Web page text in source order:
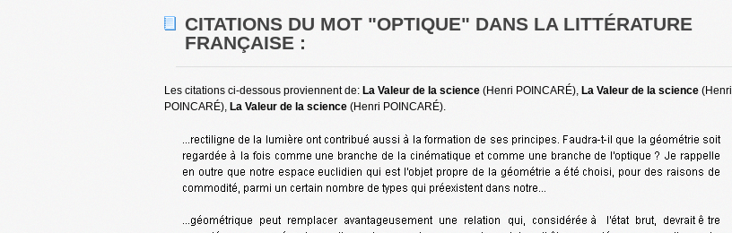
CITATIONS DU MOT "OPTIQUE" DANS LA LITTÉRATURE
FRANÇAISE :
Les citations ci-dessous proviennent de: La Valeur de la science(Henri POINCARÉ), La Valeur de la science(Henri
POINCARÉ), La Valeur de la science(Henri POINCARÉ).